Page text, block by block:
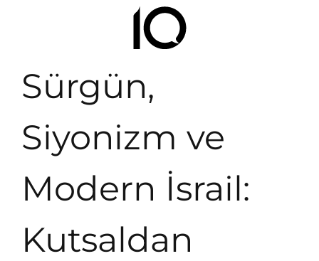
Sürgün,
Siyonizm ve
Modern İsrail:
Kutsaldan